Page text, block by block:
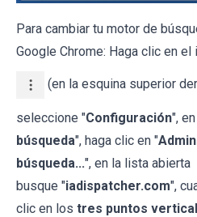
Para cambiar tu motor de
Google Chrome: Haga clic en
(en la esquina superior
seleccione "Configuración",
búsqueda", haga clic en "
búsqueda...", en la lista abierta
busque "iadispatcher.com",
clic en los tres puntos